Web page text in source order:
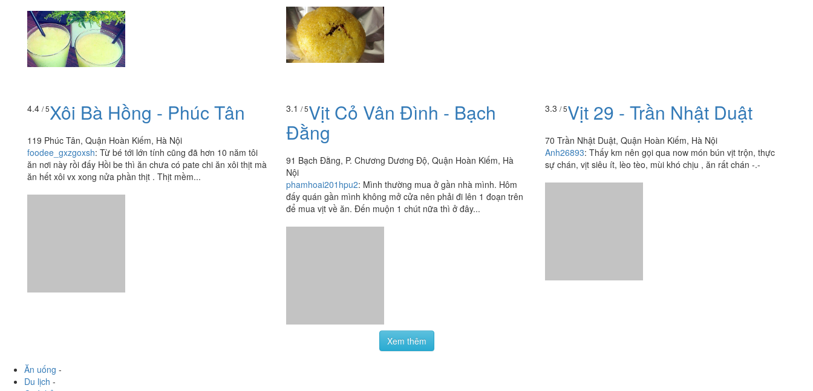
4.4 / 5Xôi Bà Hồng - Phúc Tân
119 Phúc Tân, Quận Hoàn Kiếm, Hà Nội
foodee_gxzgoxsh: Từ bé tới lớn tính cũng đã hơn 10 năm tôi
ăn nơi này rồi đấy Hồi be thì ăn chưa có pate chi ăn xôi thịt mà
ăn hết xôi vx xong nửa phần thịt . Thịt mềm...
3.1 / 5Vịt Cỏ Vân Đình - Bạch
Đằng
91 Bạch Đằng, P. Chương Dương Độ, Quận Hoàn Kiếm, Hà
Nội
phamhoai201hpu2: Mình thường mua ở gần nhà mình. Hôm
đấy quán gần mình không mở cửa nên phải đi lên 1 đoạn trên
để mua vịt về ăn. Đến muộn 1 chút nữa thì ở đây...
3.3 / 5Vịt 29 - Trần Nhật Duật
70 Trần Nhật Duật, Quận Hoàn Kiếm, Hà Nội
Anh26893: Thấy km nên gọi qua now món bún vịt trộn, thực
sự chán, vịt siêu ít, lèo tèo, mùi khó chịu , ăn rất chán -.-
Làm đẹp
Vui chơi-
Mua sắm